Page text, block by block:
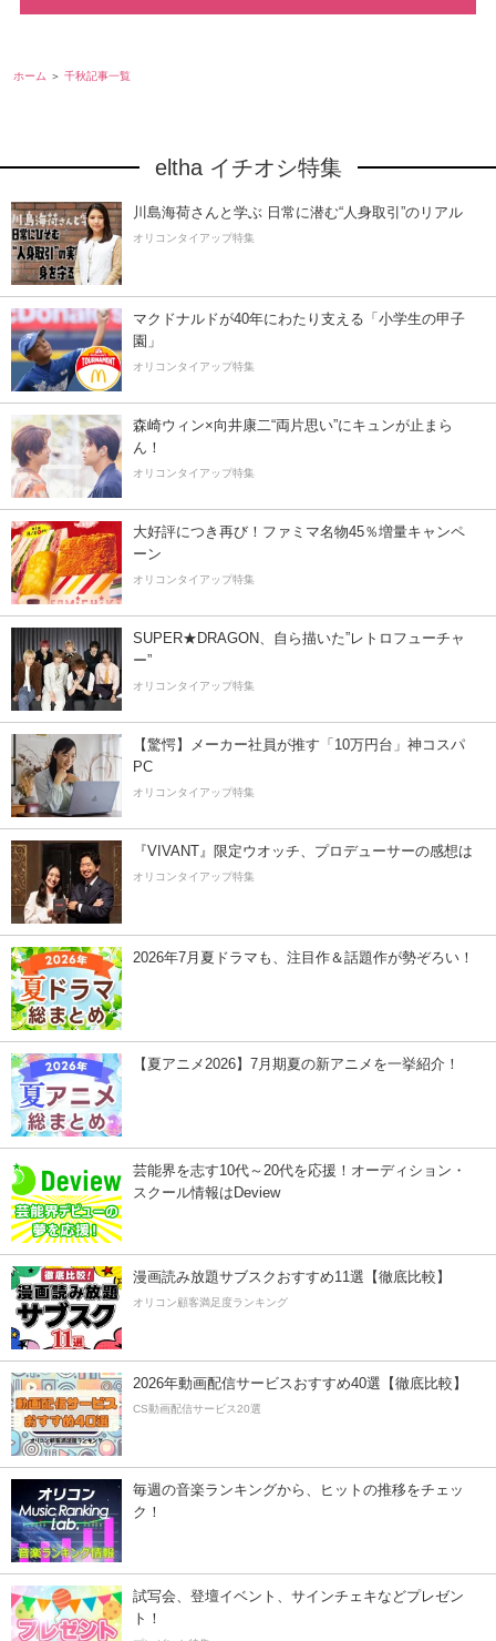
ホーム 千秋記事一覧
eltha イチオシ特集
川島海荷さんと学ぶ 日常に潜む“人身取引”のリアル
オリコンタイアップ特集
マクドナルドが40年にわたり支える「小学生の甲子
園」
オリコンタイアップ特集
森崎ウィン×向井康二“両片思い”にキュンが止まら
ん！
オリコンタイアップ特集
大好評につき再び！ファミマ名物45％増量キャンペ
ーン
オリコンタイアップ特集
SUPER★DRAGON、自ら描いた”レトロフューチャ
ー”
オリコンタイアップ特集
【驚愕】メーカー社員が推す「10万円台」神コスパ
PC
オリコンタイアップ特集
『VIVANT』限定ウオッチ、プロデューサーの感想は
オリコンタイアップ特集
2026年7月夏ドラマも、注目作＆話題作が勢ぞろい！
【夏アニメ2026】7月期夏の新アニメを一挙紹介！
芸能界を志す10代～20代を応援！オーディション・
スクール情報はDeview
漫画読み放題サブスクおすすめ11選【徹底比較】
オリコン顧客満足度ランキング
2026年動画配信サービスおすすめ40選【徹底比較】
CS動画配信サービス20選
毎週の音楽ランキングから、ヒットの推移をチェッ
ク！
試写会、登壇イベント、サインチェキなどプレゼン
ト！